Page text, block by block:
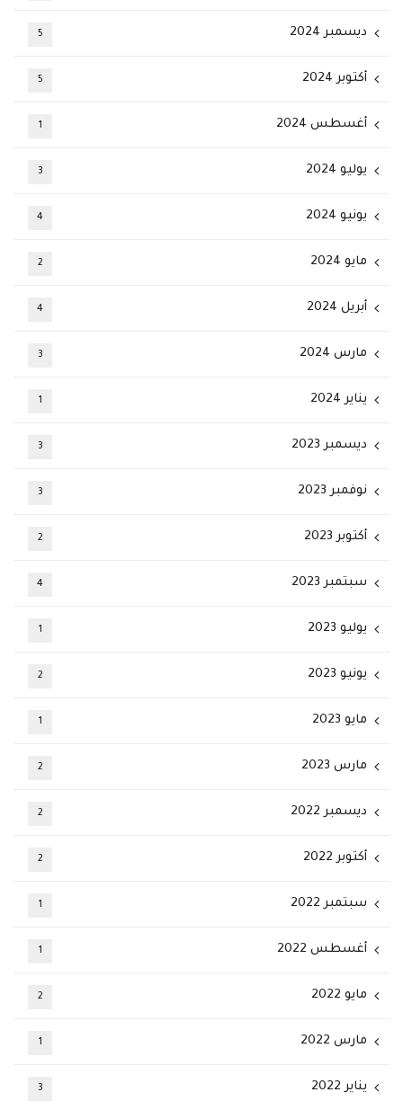
ديسمبر 2024 5
أكتوبر 2024 5
أغسطس 2024 1
يوليو 2024 3
يونيو 2024 4
مايو 2024 2
أبريل 2024 4
مارس 2024 3
يناير 2024 1
ديسمبر 2023 3
نوفمبر 2023 3
أكتوبر 2023 2
سبتمبر 2023 4
يوليو 2023 1
يونيو 2023 2
مايو 2023 1
مارس 2023 2
ديسمبر 2022 2
أكتوبر 2022 2
سبتمبر 2022 1
أغسطس 2022 1
مايو 2022 2
مارس 2022 1
يناير 2022 3